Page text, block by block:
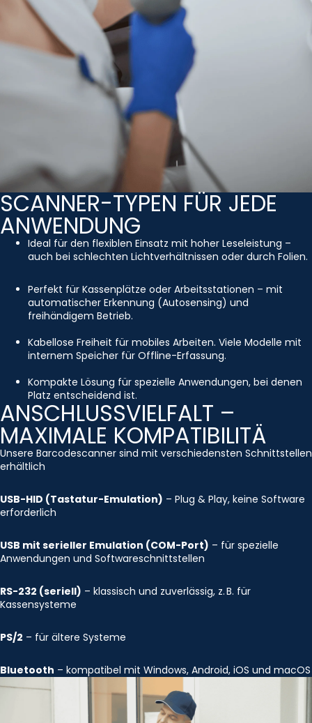
SCANNER-TYPEN FÜR JEDE
ANWENDUNG
Ideal für den flexiblen Einsatz mit hoher Leseleistung –
auch bei schlechten Lichtverhältnissen oder durch Folien.
Perfekt für Kassenplätze oder Arbeitsstationen – mit
automatischer Erkennung (Autosensing) und
freihändigem Betrieb.
Kabellose Freiheit für mobiles Arbeiten. Viele Modelle mit
internem Speicher für Offline-Erfassung.
Kompakte Lösung für spezielle Anwendungen, bei denen
Platz entscheidend ist.
ANSCHLUSSVIELFALT –
MAXIMALE KOMPATIBILITÄ
Unsere Barcodescanner sind mit verschiedensten Schnittstellen
erhältlich
USB-HID (Tastatur-Emulation) – Plug & Play, keine Software
erforderlich
USB mit serieller Emulation (COM-Port) – für spezielle
Anwendungen und Softwareschnittstellen
RS-232 (seriell) – klassisch und zuverlässig, z. B. für
Kassensysteme
PS/2 – für ältere Systeme
Bluetooth – kompatibel mit Windows, Android, iOS und macOS